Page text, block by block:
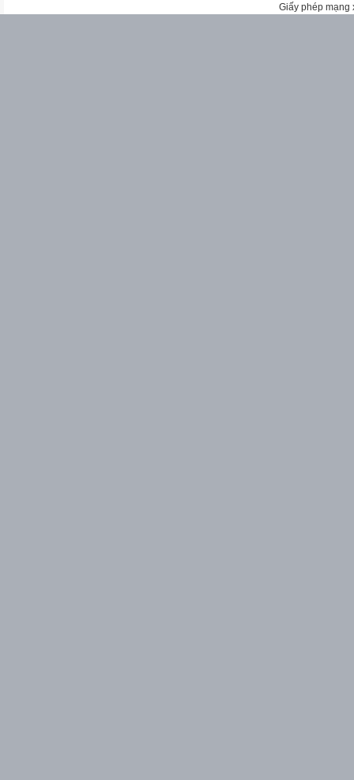
Giấy phép mạng